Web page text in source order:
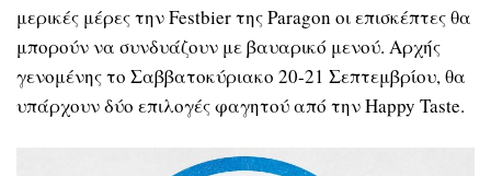
μερικές μέρες την Festbier της Paragon οι επισκέπτες θα
μπορούν να συνδυάζουν με βαυαρικό μενού. Αρχής
γενομένης το Σαββατοκύριακο 20-21 Σεπτεμβρίου, θα
υπάρχουν δύο επιλογές φαγητού από την Happy Taste.